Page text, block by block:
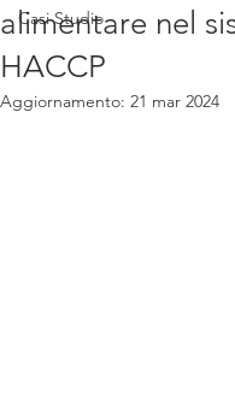
Casi Studio
alimentare nel
HACCP
Aggiornamento: 21 mar 2024